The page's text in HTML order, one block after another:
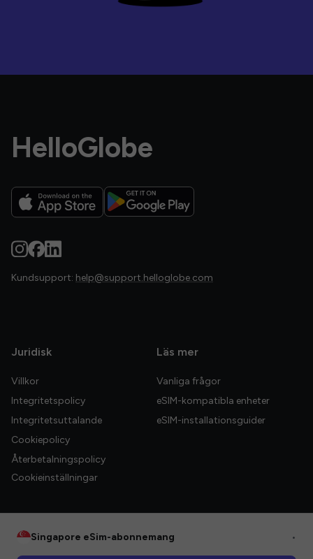
HelloGlobe
Kundsupport: help@support.helloglobe.com
Juridisk
Villkor
Integritetspolicy
Integritetsuttalande
Cookiepolicy
Återbetalningspolicy
Cookieinställningar
Läs mer
Vanliga frågor
eSIM-kompatibla enheter
eSIM-installationsguider
Singapore eSim-abonnemang •